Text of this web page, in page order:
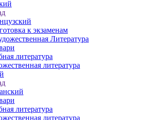
к экзаменам
Литература
литература
литература
литература
литература